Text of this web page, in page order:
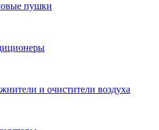
пушки
и очистители воздуха